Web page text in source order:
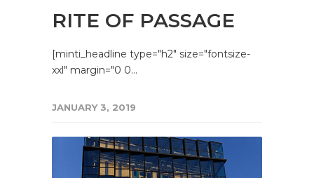
RITE OF PASSAGE
[minti_headline type="h2" size="fontsize-
xxl" margin="0 0…
JANUARY 3, 2019